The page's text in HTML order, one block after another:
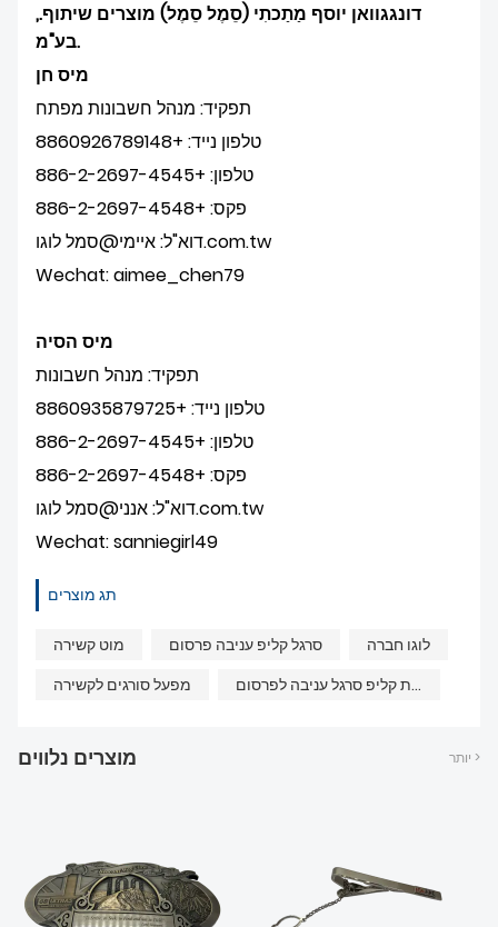
דונגגוואן יוסף מַתַכתִי (סֵמֶל סֵמֶל) מוצרים שיתוף.,
בע"מ.
מיס חן
תפקיד: מנהל חשבונות מפתח
טלפון נייד: +8860926789148
טלפון: +886-2-2697-4545
פקס: +886-2-2697-4548
דוא"ל: איימי@סמל לוגו.com.tw
Wechat: aimee_chen79
מיס הסיה
תפקיד: מנהל חשבונות
טלפון נייד: +8860935879725
טלפון: +886-2-2697-4545
פקס: +886-2-2697-4548
דוא"ל: אנני@סמל לוגו.com.tw
Wechat: sanniegirl49
תג מוצרים
מוט קשירה סרגל קליפ עניבה פרסום
לוגו חברה
מפעל סורגים לקשירה
אספקת קליפ סרגל עניבה לפרסום
מוצרים נלווים יותר >